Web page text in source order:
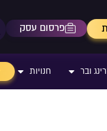
פרסום עסק
ובר חנויות